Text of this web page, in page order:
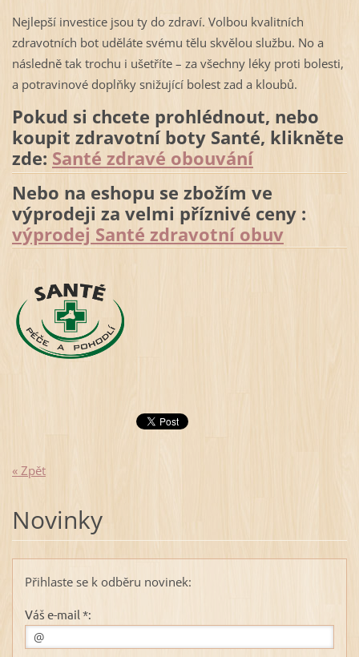
Nejlepší investice jsou ty do zdraví. Volbou kvalitních
zdravotních bot uděláte svému tělu skvělou službu. No a
následně tak trochu i ušetříte – za všechny léky proti bolesti,
a potravinové doplňky snižující bolest zad a kloubů.
Pokud si chcete prohlédnout, nebo
koupit zdravotní boty Santé, klikněte
zde: Santé zdravé obouvání
Nebo na eshopu se zbožím ve
výprodeji za velmi příznivé ceny :
výprodej Santé zdravotní obuv
« Zpět
Novinky
Přihlaste se k odběru novinek:
Váš e-mail *: